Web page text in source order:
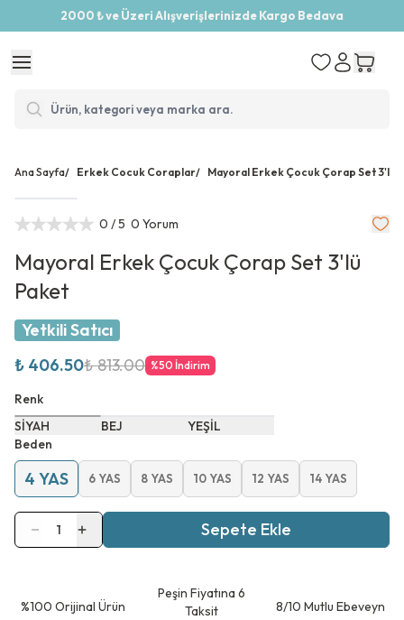
2000 ₺ ve Üzeri Alışverişlerinizde Kargo Bedava
Ana Sayfa/ Erkek Cocuk Coraplar/ Mayoral Erkek Çocuk Çorap Set 3'lü
0 / 5 0 Yorum
Mayoral Erkek Çocuk Çorap Set 3'lü
Paket
Yetkili Satıcı
₺ 406.50₺ 813.00 %50 İndirim
Renk
SİYAH
BEJ
YEŞİL
Beden
4 YAS 6 YAS 8 YAS 10 YAS 12 YAS 14 YAS
1 Sepete Ekle
⁠%100 Orijinal Ürün
Peşin Fiyatına 6
Taksit
8/10 Mutlu Ebeveyn